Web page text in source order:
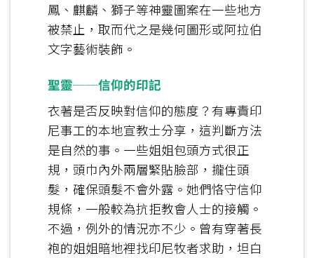
鳳、麒麟、獅子等神靈圖案在一些地方
被禁止，取而代之是幾何圖形或阿拉伯
文字藝術裝飾。
聖靈──信仰的印記
衣著是否反映對信仰的態度？有專責印
尼事工的本地宣教士分享，這判斷方法
是自然的事。一些姐姐包頭方式很正
規，頭巾內外兩層緊貼臉部，攏住頭
髮，確保頭髮不會外露。她們恪守信仰
規條，一般較為抗拒教會人士的接觸。
不過，例外的情況亦不少。曾有穿著長
袍的姐姐暗地裡找印尼牧者求助，坦白